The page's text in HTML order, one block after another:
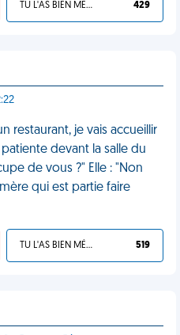
TU L'AS BIEN MÉRITÉ 429
restaurant, je vais accueillir
devant la salle du
de vous ?" Elle : "Non
qui est partie faire
TU L'AS BIEN MÉRITÉ 519